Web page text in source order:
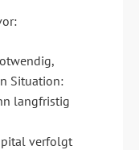
Situation:
langfristig
verfolgt